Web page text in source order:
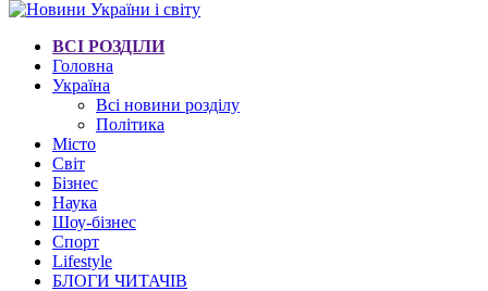
ВСІ РОЗДІЛИ
Головна
Україна
Всі новини розділу
Політика
Місто
Світ
Бізнес
Наука
Шоу-бізнес
Спорт
Lifestyle
БЛОГИ ЧИТАЧІВ